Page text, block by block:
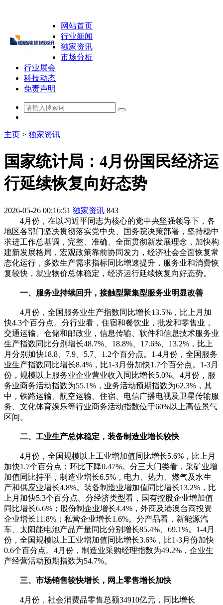
网站首页
行业新闻
独家资讯
市场分析
行业展会
科技动态
免责声明
主页 > 独家资讯
国家统计局：4月份国民经济运
行延续恢复向好态势
2026-05-26 00:16:51 独家资讯 843
4月份，在以习近平同志为核心的党中央坚强领导下，各
地区各部门坚决贯彻落实党中央、国务院决策部署，坚持稳中
求进工作总基调，完整、准确、全面贯彻新发展理念，加快构
建新发展格局，宏观政策靠前协同发力，经济社会全面恢复常
态化运行，多数生产需求指标同比增速提升，服务业和消费恢
复较快，就业物价总体稳定，经济运行延续恢复向好态势。
一、服务业持续回升，接触型聚集型服务业明显改善
4月份，全国服务业生产指数同比增长13.5%，比上月加
快4.3个百分点。分行业看，住宿和餐饮业，批发和零售业，
交通运输、仓储和邮政业，信息传输、软件和信息技术服务业
生产指数同比分别增长48.7%、18.8%、17.6%、13.2%，比上
月分别加快18.8、7.9、5.7、1.2个百分点。1-4月份，全国服务
业生产指数同比增长8.4%，比1-3月份加快1.7个百分点。1-3月
份，规模以上服务业企业营业收入同比增长5.0%。4月份，服
务业商务活动指数为55.1%，业务活动预期指数为62.3%，其
中，铁路运输、航空运输、住宿、电信广播电视及卫星传输服
务、文化体育娱乐等行业商务活动指数位于60%以上高位景气
区间。
二、工业生产总体稳定，装备制造业增长较快
4月份，全国规模以上工业增加值同比增长5.6%，比上月
加快1.7个百分点；环比下降0.47%。分三大门类看，采矿业增
加值同比持平，制造业增长6.5%，电力、热力、燃气及水生
产和供应业增长4.8%。装备制造业增加值同比增长13.2%，比
上月加快5.3个百分点。分经济类型看，国有控股企业增加值
同比增长6.6%；股份制企业增长4.4%，外商及港澳台商投资
企业增长11.8%；私营企业增长1.6%。分产品看，新能源汽
车、太阳能电池产品产量同比分别增长85.4%、69.1%。1-4月
份，全国规模以上工业增加值同比增长3.6%，比1-3月份加快
0.6个百分点。4月份，制造业采购经理指数为49.2%，企业生
产经营活动预期指数为54.7%。
三、市场销售较快增长，网上零售增长加快
4月份，社会消费品零售总额34910亿元，同比增长